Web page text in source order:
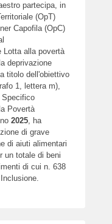
partecipa, in
(OpT)
Capofila (OpC)
Lotta alla povertà
deprivazione
titolo dell'obiettivo
1, lettera m),
Specifico
Povertà
2025, ha
di grave
di aiuti alimentari
un totale di beni
di cui n. 638